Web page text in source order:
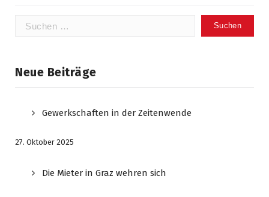
Suchen
Neue Beiträge
Gewerkschaften in der Zeitenwende
27. Oktober 2025
Die Mieter in Graz wehren sich